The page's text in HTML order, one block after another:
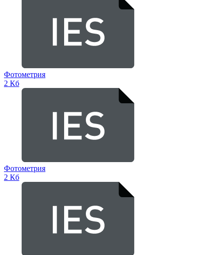
Фотометрия
2 Кб
Фотометрия
2 Кб